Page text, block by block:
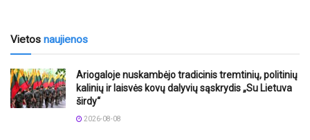
Vietos naujienos
Ariogaloje nuskambėjo tradicinis tremtinių, politinių
kalinių ir laisvės kovų dalyvių sąskrydis „Su Lietuva
širdy“
2026-08-08